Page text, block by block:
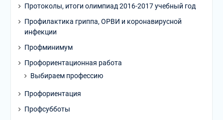
Протоколы, итоги олимпиад 2016-2017 учебный год
Профилактика гриппа, ОРВИ и коронавирусной
инфекции
Профминимум
Профориентационная работа
Выбираем профессию
Профориентация
Профсубботы